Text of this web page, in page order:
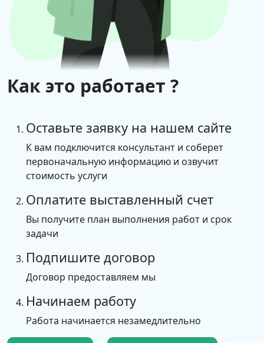
Как это работает ?
Оставьте заявку на нашем сайте
К вам подключится консультант и соберет
первоначальную информацию и озвучит
стоимость услуги
Оплатите выставленный счет
Вы получите план выполнения работ и срок
задачи
Подпишите договор
Договор предоставляем мы
Начинаем работу
Работа начинается незамедлительно